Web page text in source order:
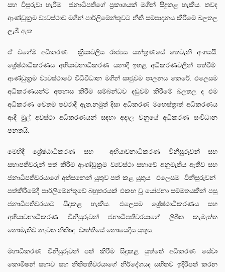
සහ විසුරුවා හැරීම ජනාධිපතිගේ ප්‍රකාශයක් මගින් සිදුකළ හැකිය. තවද
ආණ්ඩුක්‍රම ව්‍යවස්ථාව මගින් පාර්ලිමේන්තුවට නීති සම්පාදනය කිරීමේ බලතල
ලැබී ඇත.
ඒ වගේම අධිකරණ ක්‍රියාවලිය රාජ්‍යය යන්ත්‍රණයේ තෙවැනි අංගයයි.
ශ්‍රේෂ්ඨාධිකරණය අභියාචනාධිකරණ යනාදී ඉහළ අධිකරණවලින් පත්වීම්
ආණ්ඩුක්‍රම ව්‍යවස්ථාවේ විධිවිධාන මගින් සෘජුවම පාලනය කෙරේ. එලෙසම
අධිකරණයන්ට අපහාස කිරීම සම්බන්ධව දඬුවම් කිරීමේ බලතල ද එම
අධිකරණ වෙතම පවරාදී ඇත.නමුත් දිසා අධිකරණ මහෙස්ත්‍රාත් අධිකරණය
ආදී මුල් අවස්ථා අධිකරණයන් සඳහා අදාල වනුයේ අධිකරණ සංවිධාන
පනතයි.
මෙහිදී ශ්‍රේෂ්ඨාධිකරණ සහ අභියාචනාධිකරණ විනිසුරුවන් සහ
සභාපතිවරුන් පත් කිරීම ආණ්ඩුක්‍රම ව්‍යවස්ථා සභාවේ අනුමැතිය ඇතිව සහ
ජනාධිපතිවරයාගේ අත්සනෙන් යුතුව පත් කළ යුතුය. එලෙසම විනිසුරුවන්
පත්කිරීමේදී පාර්ලිමේන්තුවේ බහුතරයක් එකඟ වූ යෝජනා සම්මතයකින් පසු
ජනාධිපතිවරයාට සිදුකළ හැකිය. එලෙසම ශ්‍රේෂ්ඨාධිකරණය සහ
අභියාචනාධිකරණ විනිසුරුවන් ජනාධිපතිවරයාගේ ලිඛිත කැමැත්ත
නොමැතිව නැවත නීතිඥ වෘත්තියේ නොයෙදිය යුතුය.
මහාධිකරණ විනිසුරුවන් පත් කිරීම සිදුකළ යුත්තේ අධිකරණ සේවා
කොමිෂන් සභාව සහ නීතිපතිවරයාගේ නිර්දේශයද සහිතව ඉදිරිපත් කරන